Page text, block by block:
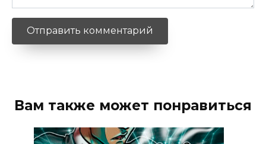
Вам также может понравиться